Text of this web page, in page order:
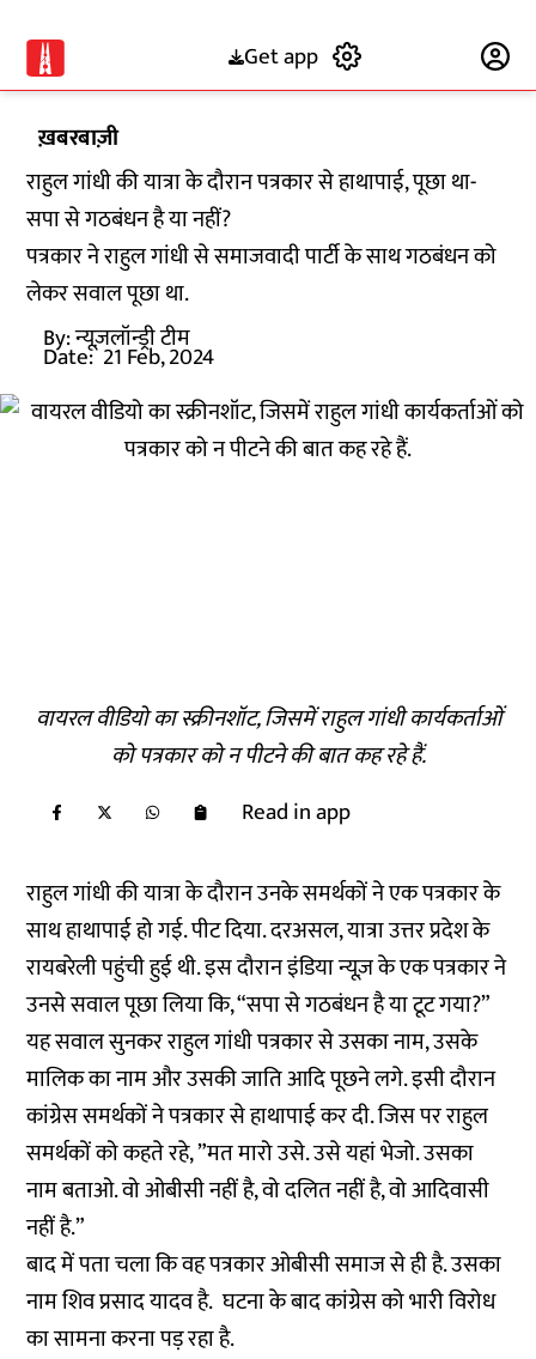
Get app
ख़बरबाज़ी
राहुल गांधी की यात्रा के दौरान पत्रकार से हाथापाई, पूछा था-
सपा से गठबंधन है या नहीं?
पत्रकार ने राहुल गांधी से समाजवादी पार्टी के साथ गठबंधन को
लेकर सवाल पूछा था.
By:न्यूज़लॉन्ड्री टीम
Date: 21 Feb, 2024
वायरल वीडियो का स्क्रीनशॉट, जिसमें राहुल गांधी कार्यकर्ताओं
को पत्रकार को न पीटने की बात कह रहे हैं.
Read in app
राहुल गांधी की यात्रा के दौरान उनके समर्थकों ने एक पत्रकार के
साथ हाथापाई हो गई. पीट दिया. दरअसल, यात्रा उत्तर प्रदेश के
रायबरेली पहुंची हुई थी. इस दौरान इंडिया न्यूज़ के एक पत्रकार ने
उनसे सवाल पूछा लिया कि, “सपा से गठबंधन है या टूट गया?”
यह सवाल सुनकर राहुल गांधी पत्रकार से उसका नाम, उसके
मालिक का नाम और उसकी जाति आदि पूछने लगे. इसी दौरान
कांग्रेस समर्थकों ने पत्रकार से हाथापाई कर दी. जिस पर राहुल
समर्थकों को कहते रहे, ”मत मारो उसे. उसे यहां भेजो. उसका
नाम बताओ. वो ओबीसी नहीं है, वो दलित नहीं है, वो आदिवासी
नहीं है.”
बाद में पता चला कि वह पत्रकार ओबीसी समाज से ही है. उसका
नाम शिव प्रसाद यादव है. घटना के बाद कांग्रेस को भारी विरोध
का सामना करना पड़ रहा है.